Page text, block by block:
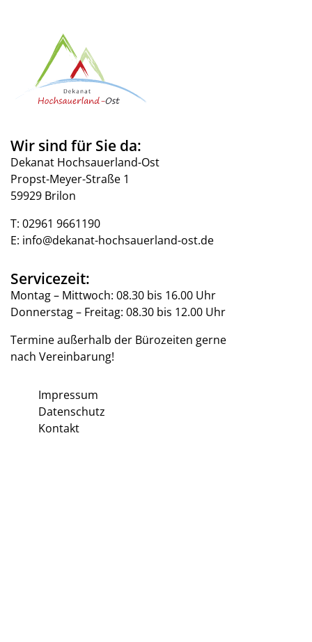
Wir sind für Sie da:
Dekanat Hochsauerland-Ost
Propst-Meyer-Straße 1
59929 Brilon
T: 02961 9661190
E: info@dekanat-hochsauerland-ost.de
Servicezeit:
Montag – Mittwoch: 08.30 bis 16.00 Uhr
Donnerstag – Freitag: 08.30 bis 12.00 Uhr
Termine außerhalb der Bürozeiten gerne
nach Vereinbarung!
Impressum
Datenschutz
Kontakt